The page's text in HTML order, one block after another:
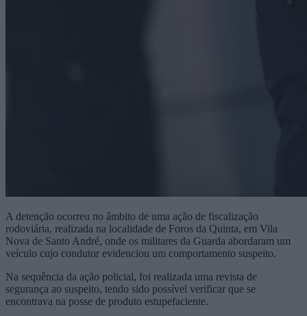
A detenção ocorreu no âmbito de uma ação de fiscalização
rodoviária, realizada na localidade de Foros da Quinta, em Vila
Nova de Santo André, onde os militares da Guarda abordaram um
veículo cujo condutor evidenciou um comportamento suspeito.
Na sequência da ação policial, foi realizada uma revista de
segurança ao suspeito, tendo sido possível verificar que se
encontrava na posse de produto estupefaciente.